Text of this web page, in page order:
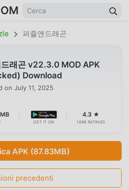
퍼즐앤드래곤
래곤 v22.3.0 MOD APK
Download
on July 11, 2025
GET IT ON
4.3 ★
1698 RATINGS
APK (87.83MB)
precedenti